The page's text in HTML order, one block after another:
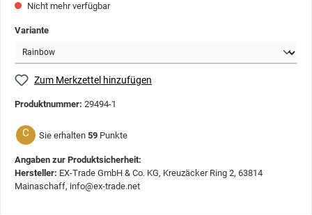
Nicht mehr verfügbar
Variante
Zum Merkzettel hinzufügen
Produktnummer: 29494-1
C Sie erhalten 59 Punkte
Angaben zur Produktsicherheit:
Hersteller: EX-Trade GmbH & Co. KG, Kreuzäcker Ring 2, 63814
Mainaschaff, info@ex-trade.net